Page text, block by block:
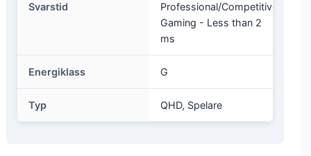
Svarstid
Professional/Competitive
Gaming - Less than 2
ms
Energiklass G
Typ QHD, Spelare